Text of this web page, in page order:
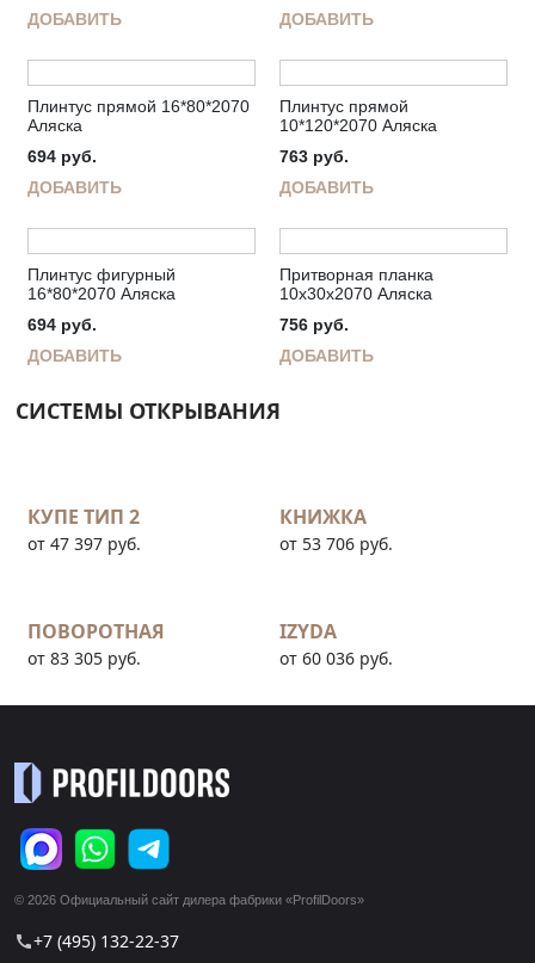
ДОБАВИТЬ
ДОБАВИТЬ
Плинтус прямой 16*80*2070
Аляска
694 руб.
ДОБАВИТЬ
Плинтус прямой
10*120*2070 Аляска
763 руб.
ДОБАВИТЬ
Плинтус фигурный
16*80*2070 Аляска
694 руб.
ДОБАВИТЬ
Притворная планка
10х30х2070 Аляска
756 руб.
ДОБАВИТЬ
СИСТЕМЫ ОТКРЫВАНИЯ
КУПЕ ТИП 2
от 47 397 руб.
КНИЖКА
от 53 706 руб.
ПОВОРОТНАЯ
от 83 305 руб.
IZYDA
от 60 036 руб.
© 2026 Официальный сайт дилера фабрики «ProfilDoors»
call+7 (495) 132-22-37